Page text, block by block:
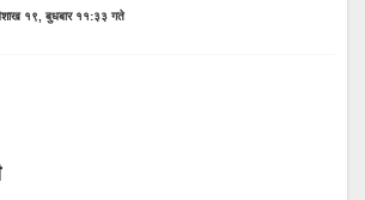
१९, बुधबार ११:३३ गते